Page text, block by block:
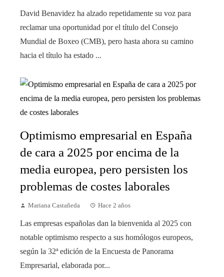
David Benavidez ha alzado repetidamente su voz para
reclamar una oportunidad por el título del Consejo
Mundial de Boxeo (CMB), pero hasta ahora su camino
hacia el título ha estado ...
Optimismo empresarial en España
de cara a 2025 por encima de la
media europea, pero persisten los
problemas de costes laborales
Mariana Castañeda Hace 2 años
Las empresas españolas dan la bienvenida al 2025 con
notable optimismo respecto a sus homólogos europeos,
según la 32ª edición de la Encuesta de Panorama
Empresarial, elaborada por...